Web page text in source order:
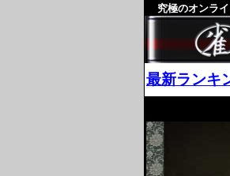
究極のオンラ
最新ランキ